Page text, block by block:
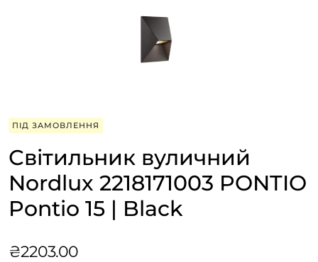
ПІД ЗАМОВЛЕННЯ
Світильник вуличний
Nordlux 2218171003 PONTIO
Pontio 15 | Black
₴2203.00